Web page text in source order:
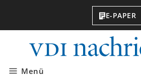
E-PAPER
Menü